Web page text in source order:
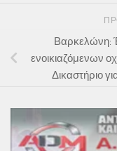
Βαρκελώνη:
ενοικιαζόμενων
Δικαστήριο